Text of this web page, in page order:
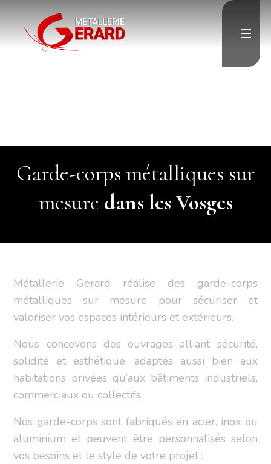
">
">
Contact
Garde-corps métalliques sur
mesure dans les Vosges
Métallerie Gerard réalise des garde-corps
métalliques sur mesure pour sécuriser et
valoriser vos espaces intérieurs et extérieurs.
Nous concevons des ouvrages alliant sécurité,
solidité et esthétique, adaptés aussi bien aux
habitations privées qu’aux bâtiments industriels,
commerciaux ou collectifs.
Nos garde-corps sont fabriqués en acier, inox ou
aluminium et peuvent être personnalisés selon
vos besoins et le style de votre projet :